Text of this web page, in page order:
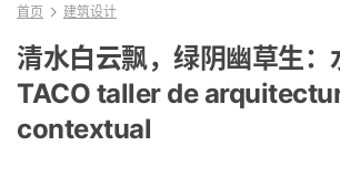
首页 建筑设计
清水白云飘，绿阴幽草生：
TACO taller de
contextual